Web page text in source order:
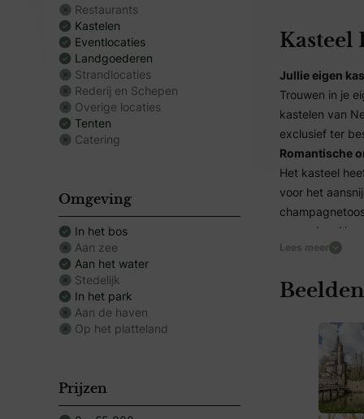
Restaurants
Kastelen
Eventlocaties
Landgoederen
Strandlocaties
Rederij en Schepen
Overige locaties
Tenten
Catering
Omgeving
In het bos
Aan zee
Aan het water
Stedelijk
In het park
Aan de haven
Op het platteland
Prijzen
Kasteel
Jullie eigen
Trouwen in je
kastelen van
exclusief ter
Romantische
Het kasteel
voor het
omgeving.
Ook binnen
en/of feest.
huwelijksdag.
Van
Neem
Lees meer